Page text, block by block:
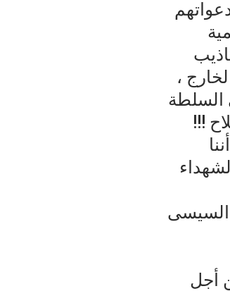
،
السلطة
!!!
السيسى
أجل